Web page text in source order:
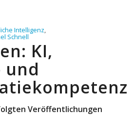
Intelligenz,
Schnell
KI,
und
Veröffentlichungen